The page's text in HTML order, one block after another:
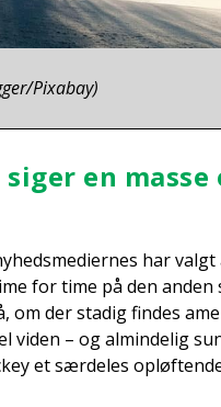
Pixabay)
en mas­se
har
for time på den
om der sta­dig fin­des
viden – og almin­de­lig
et sær­de­les